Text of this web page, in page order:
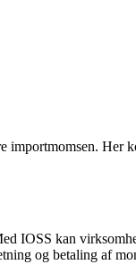
importmomsen.
IOSS kan
og betaling af